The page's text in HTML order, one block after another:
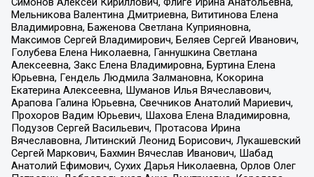
Мельникова Валентина Дмитриевна, Вититинова Елена
Владимировна, Баженова Светлана Куприяновна,
Максимов Сергей Владимирович, Беляев Сергей Иванович,
Голубева Елена Николаевна, Ганнушкина Светлана
Алексеевна, Закс Елена Владимировна, Буртина Елена
Юрьевна, Гендель Людмила Залмановна, Кокорина
Екатерина Алексеевна, Шуманов Илья Вячеславович,
Арапова Галина Юрьевна, Свечников Анатолий Мариевич,
Прохоров Вадим Юрьевич, Шахова Елена Владимировна,
Подузов Сергей Васильевич, Протасова Ирина
Вячеславовна, Литинский Леонид Борисович, Лукашевский
Сергей Маркович, Бахмин Вячеслав Иванович, Шабад
Анатолий Ефимович, Сухих Дарья Николаевна, Орлов Олег